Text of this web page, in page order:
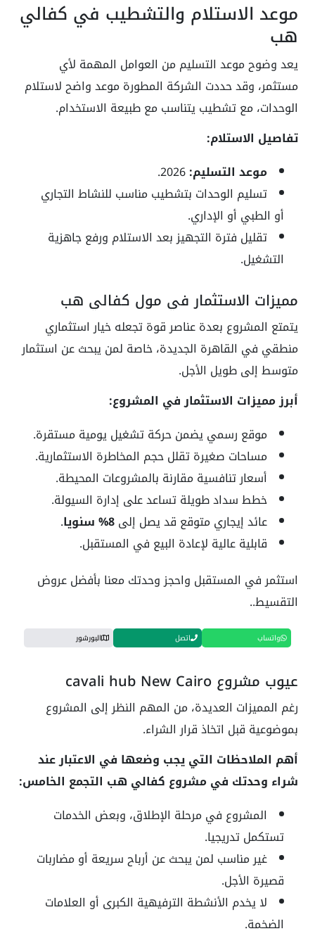
موعد الاستلام والتشطيب في كفالي
هب
يعد وضوح موعد التسليم من العوامل المهمة لأي
مستثمر، وقد حددت الشركة المطورة موعد واضح لاستلام
الوحدات، مع تشطيب يتناسب مع طبيعة الاستخدام.
تفاصيل الاستلام:
موعد التسليم:
تسليم الوحدات بتشطيب مناسب للنشاط التجاري
أو الطبي أو الإداري.
تقليل فترة التجهيز بعد الاستلام ورفع جاهزية
التشغيل.
مميزات الاستثمار في مول كفالي هب
يتمتع المشروع بعدة عناصر قوة تجعله خيار استثماري
منطقي في القاهرة الجديدة، خاصة لمن يبحث عن استثمار
متوسط إلى طويل الأجل.
أبرز مميزات الاستثمار في المشروع:
موقع رسمي يضمن حركة تشغيل يومية مستقرة.
مساحات صغيرة تقلل حجم المخاطرة الاستثمارية.
أسعار تنافسية مقارنة بالمشروعات المحيطة.
خطط سداد طويلة تساعد على إدارة السيولة.
عائد إيجاري متوقع قد يصل إلى8% سنويا
.
قابلية عالية لإعادة البيع في المستقبل.
استثمر في المستقبل واحجز وحدتك معنا بأفضل عروض
التقسيط..
واتساب اتصل البورشور
عيوب مشروع cavali hub New Cairo
رغم المميزات العديدة، من المهم النظر إلى المشروع
بموضوعية قبل اتخاذ قرار الشراء.
أهم الملاحظات التي يجب وضعها في الاعتبار عند
شراء وحدتك في مشروع كفالي هب التجمع الخامس:
المشروع في مرحلة الإطلاق، وبعض الخدمات
تستكمل تدريجيا.
غير مناسب لمن يبحث عن أرباح سريعة أو مضاربات
قصيرة الأجل.
لا يخدم الأنشطة الترفيهية الكبرى أو العلامات
الضخمة.